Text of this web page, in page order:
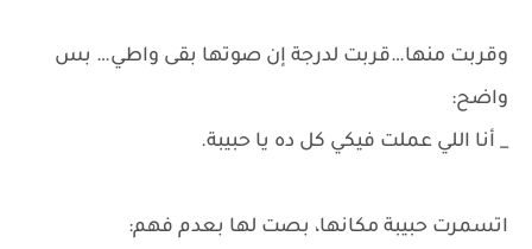
وقربت منها…قربت لدرجة إن صوتها بقى واطي… بس
واضح:
_ أنا اللي عملت فيكي كل ده يا حبيبة.
اتسمرت حبيبة مكانها، بصت لها بعدم فهم: